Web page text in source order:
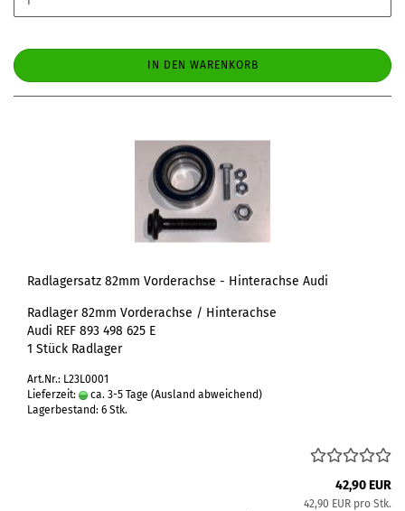
IN DEN WARENKORB
Radlagersatz 82mm Vorderachse - Hinterachse Audi
Radlager 82mm Vorderachse / Hinterachse
Audi REF 893 498 625 E
1 Stück Radlager
Art.Nr.: L23L0001
Lieferzeit:
ca. 3-5 Tage (Ausland abweichend)
Lagerbestand: 6 Stk.
42,90 EUR
42,90 EUR pro Stk.